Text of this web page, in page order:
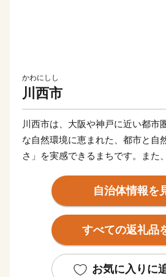
かわにしし
川西市
川西市は、大阪や神戸に近い都市
な自然環境に恵まれた、都市と自
さ」を実感できるまちです。また
区、商業施設でにぎわう中心市街
携えたまちであり、新名神高速道
ンジ開通を機に、より川西市に訪
合併し、人口33,741人の市として
自治体情報を
すべての返礼品
お気に入りに